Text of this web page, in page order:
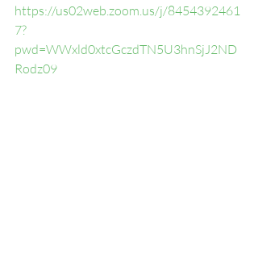
https://us02web.zoom.us/j/8454392461
7?
pwd=WWxld0xtcGczdTN5U3hnSjJ2ND
Rodz09